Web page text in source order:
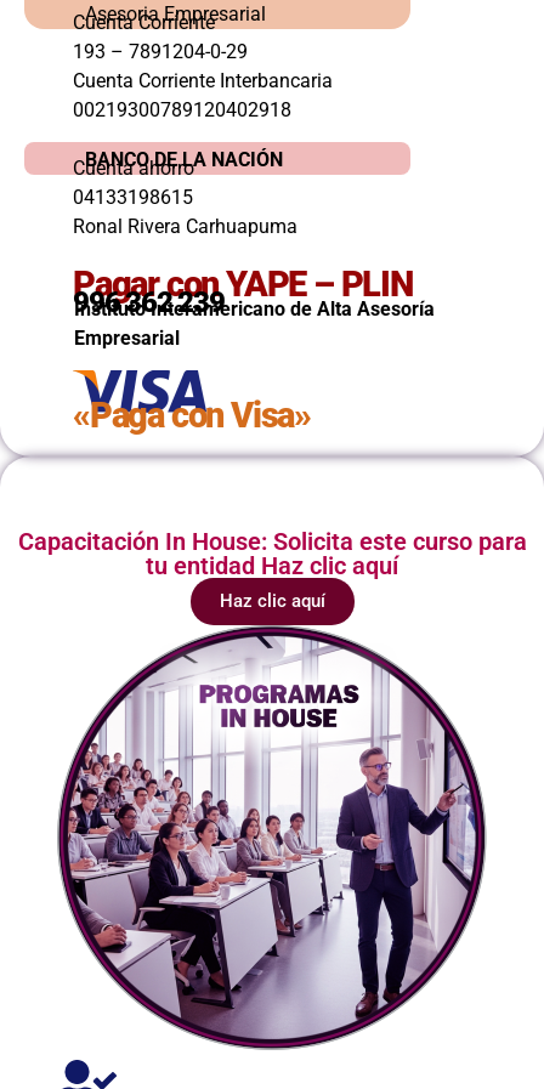
Asesoria Empresarial
Cuenta Corriente
193 – 7891204-0-29
Cuenta Corriente Interbancaria
00219300789120402918
BANCO DE LA NACIÓN
Cuenta ahorro
04133198615
Ronal Rivera Carhuapuma
Pagar con YAPE – PLIN
996 362 239
Instituto Interamericano de Alta Asesoría
Empresarial
«Paga con Visa»
Capacitación In House: Solicita este curso para
tu entidad Haz clic aquí
Haz clic aquí